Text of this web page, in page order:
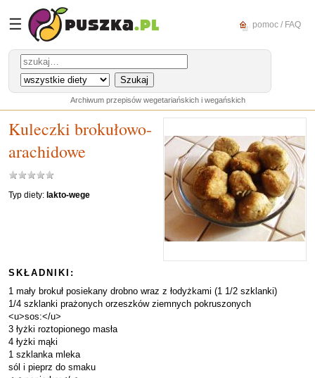
☰ pomoc / FAQ
Archiwum przepisów wegetariańskich i wegańskich
Kuleczki brokułowo-
arachidowe
Typ diety: lakto-wege
SKŁADNIKI:
1 mały brokuł posiekany drobno wraz z łodyżkami (1 1/2 szklanki)
1/4 szklanki prażonych orzeszków ziemnych pokruszonych
<u>sos:</u>
3 łyżki roztopionego masła
4 łyżki mąki
1 szklanka mleka
sól i pieprz do smaku